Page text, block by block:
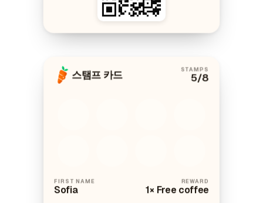
스탬프 카드 STAMPS
5/8
FIRST NAME
Sofia
REWARD
1× Free coffee